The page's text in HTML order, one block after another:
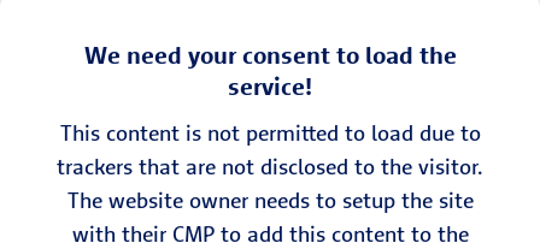
We need your consent to load the
service!
This content is not permitted to load due to
trackers that are not disclosed to the visitor.
The website owner needs to setup the site
with their CMP to add this content to the